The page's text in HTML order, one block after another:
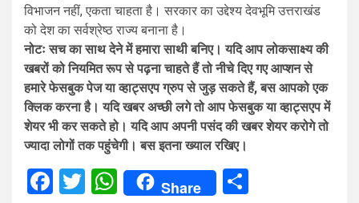
विभाजन नहीं, एकता चाहता है। सरकार का उद्देश्य देवभूमि उत्तराखंड
को देश का सर्वश्रेष्ठ राज्य बनाना है।
नोटः सच का साथ देने में हमारा साथी बनिए। यदि आप लोकसाक्ष्य की
खबरों को नियमित रूप से पढ़ना चाहते हैं तो नीचे दिए गए आप्शन से
हमारे फेसबुक पेज या व्हाट्सएप ग्रुप से जुड़ सकते हैं, बस आपको एक
क्लिक करना है। यदि खबर अच्छी लगे तो आप फेसबुक या व्हाट्सएप में
शेयर भी कर सकते हो। यदि आप अपनी पसंद की खबर शेयर करोगे तो
ज्यादा लोगों तक पहुंचेगी। बस इतना ख्याल रखिए।
Facebook
Twitter
WhatsApp
Share